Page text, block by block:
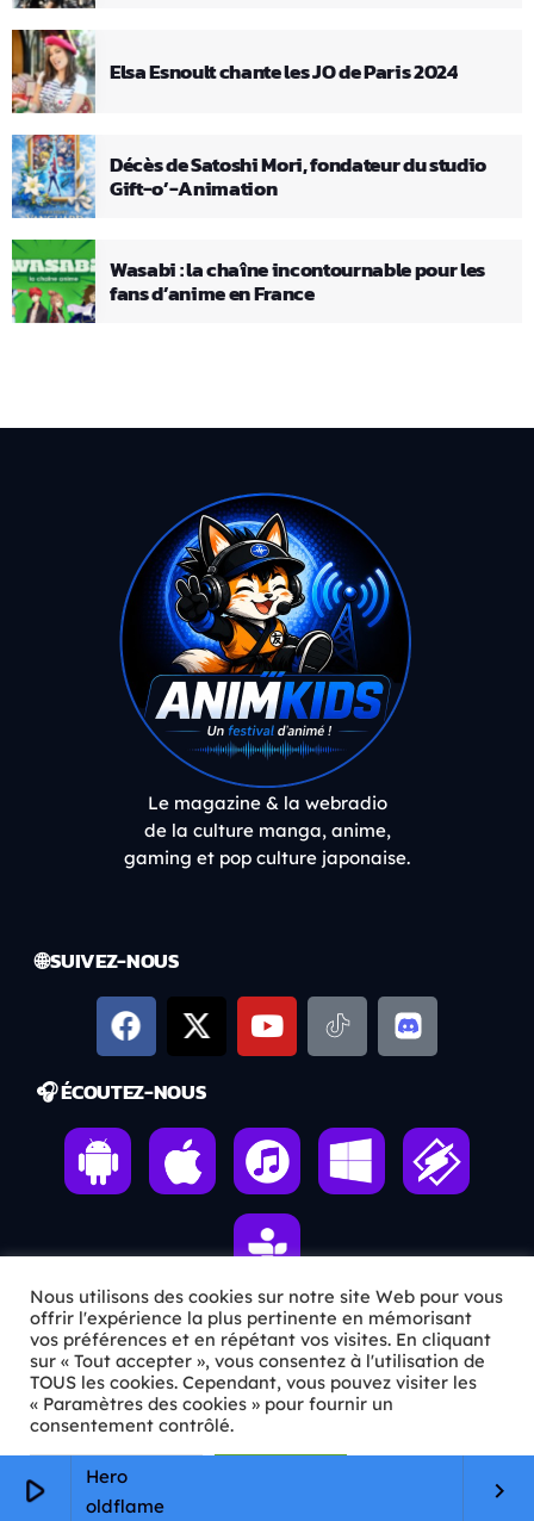
play_arrow
Hero
oldflame
keyboard_arrow_right
Elsa Esnoult chante les JO de Paris 2024
Décès de Satoshi Mori, fondateur du studio
Gift-o’-Animation
Wasabi : la chaîne incontournable pour les
fans d’anime en France
Le magazine & la webradio
de la culture manga, anime,
gaming et pop culture japonaise.
🌐 SUIVEZ-NOUS
🎧 ÉCOUTEZ-NOUS
ℹ️ INFOS PRATIQUES
✉️Contact
🦊Qui sommes-nous ?
📄
Mentions légales
Nous utilisons des cookies sur notre site Web pour vous
offrir l'expérience la plus pertinente en mémorisant
vos préférences et en répétant vos visites. En cliquant
sur « Tout accepter », vous consentez à l'utilisation de
TOUS les cookies. Cependant, vous pouvez visiter les
« Paramètres des cookies » pour fournir un
consentement contrôlé.
Paramètres Cookie